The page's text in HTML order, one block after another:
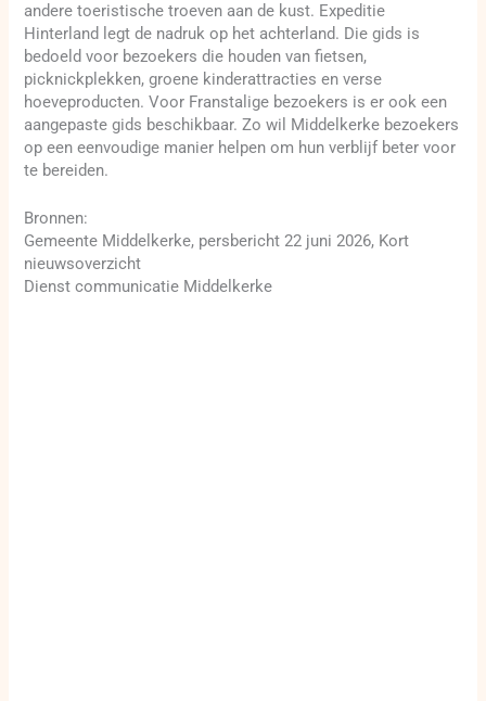
andere toeristische troeven aan de kust. Expeditie
Hinterland legt de nadruk op het achterland. Die gids is
bedoeld voor bezoekers die houden van fietsen,
picknickplekken, groene kinderattracties en verse
hoeveproducten. Voor Franstalige bezoekers is er ook een
aangepaste gids beschikbaar. Zo wil Middelkerke bezoekers
op een eenvoudige manier helpen om hun verblijf beter voor
te bereiden.
Bronnen:
Gemeente Middelkerke, persbericht 22 juni 2026, Kort
nieuwsoverzicht
Dienst communicatie Middelkerke